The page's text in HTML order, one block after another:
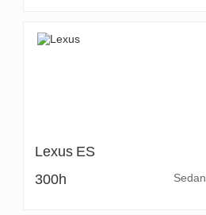
Lexus ES
300h Sedan